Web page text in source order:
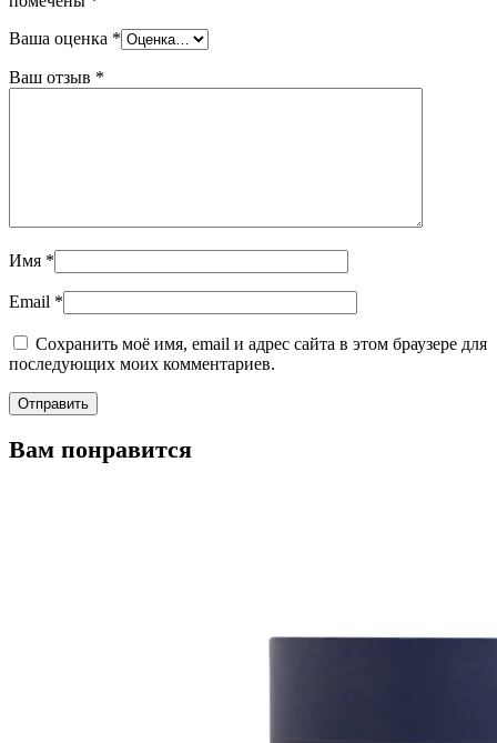
Ваша оценка *
Ваш отзыв *
Имя *
Email *
Сохранить моё имя, email и адрес сайта в этом браузере для
последующих моих комментариев.
Вам понравится